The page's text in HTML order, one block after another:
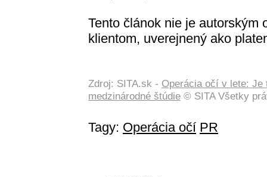
Tento článok nie je autorským
klientom, uverejnený ako
Zdroj: SITA.sk - Operácia očí v lete: Je
medzinárodné štúdie © SITA Všetky
Tagy: Operácia očí PR